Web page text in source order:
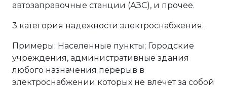
автозаправочные станции (АЗС), и прочее.
3 категория надежности электроснабжения.
Примеры: Населенные пункты; Городские
учреждения, административные здания
любого назначения перерыв в
электроснабжении которых не влечет за собой